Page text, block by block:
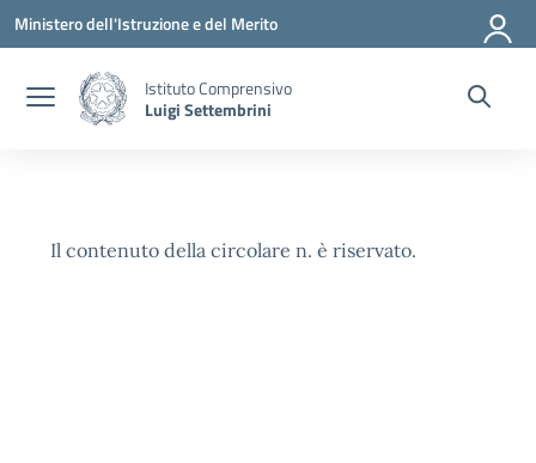
Vai ai contenuti
Vai al menu di navigazione
Vai al footer
Ministero dell'Istruzione e del Merito
Istituto Comprensivo
Luigi Settembrini
Il contenuto della circolare n. è riservato.